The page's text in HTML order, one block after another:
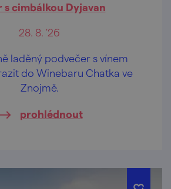
s cimbálkou Dyjavan
28. 8. '26
laděný podvečer s vínem
do Winebaru Chatka ve
Znojmě.
prohlédnout